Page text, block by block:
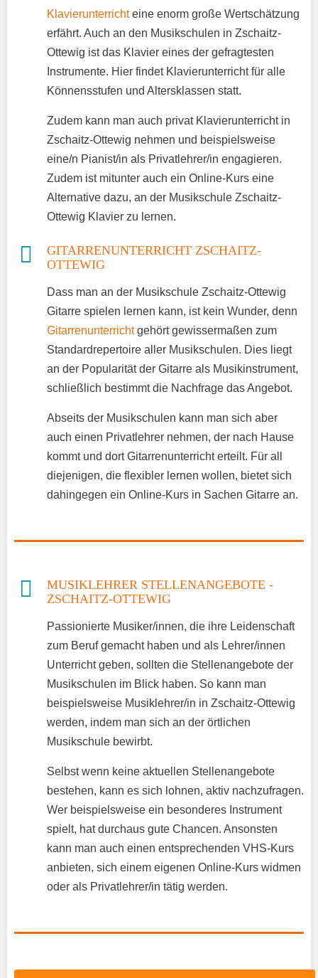
Klavierunterrichteine enorm große Wertschätzung
erfährt. Auch an den Musikschulen in Zschaitz-
Ottewig ist das Klavier eines der gefragtesten
Instrumente. Hier findet Klavierunterricht für alle
Könnensstufen und Altersklassen statt.
Zudem kann man auch privat Klavierunterricht in
Zschaitz-Ottewig nehmen und beispielsweise
eine/n Pianist/in als Privatlehrer/in engagieren.
Zudem ist mitunter auch ein Online-Kurs eine
Alternative dazu, an der Musikschule Zschaitz-
Ottewig Klavier zu lernen.
GITARRENUNTERRICHT ZSCHAITZ-
OTTEWIG
Dass man an der Musikschule Zschaitz-Ottewig
Gitarre spielen lernen kann, ist kein Wunder, denn
Gitarrenunterrichtgehört gewissermaßen zum
Standardrepertoire aller Musikschulen. Dies liegt
an der Popularität der Gitarre als Musikinstrument,
schließlich bestimmt die Nachfrage das Angebot.
Abseits der Musikschulen kann man sich aber
auch einen Privatlehrer nehmen, der nach Hause
kommt und dort Gitarrenunterricht erteilt. Für all
diejenigen, die flexibler lernen wollen, bietet sich
dahingegen ein Online-Kurs in Sachen Gitarre an.
MUSIKLEHRER STELLENANGEBOTE -
ZSCHAITZ-OTTEWIG
Passionierte Musiker/innen, die ihre Leidenschaft
zum Beruf gemacht haben und als Lehrer/innen
Unterricht geben, sollten die Stellenangebote der
Musikschulen im Blick haben. So kann man
beispielsweise Musiklehrer/in in Zschaitz-Ottewig
werden, indem man sich an der örtlichen
Musikschule bewirbt.
Selbst wenn keine aktuellen Stellenangebote
bestehen, kann es sich lohnen, aktiv nachzufragen.
Wer beispielsweise ein besonderes Instrument
spielt, hat durchaus gute Chancen. Ansonsten
kann man auch einen entsprechenden VHS-Kurs
anbieten, sich einem eigenen Online-Kurs widmen
oder als Privatlehrer/in tätig werden.